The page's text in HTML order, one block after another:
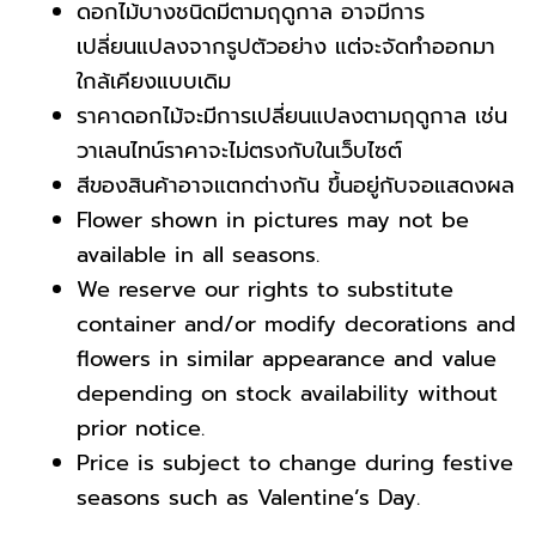
ดอกไม้บางชนิดมีตามฤดูกาล อาจมีการ
เปลี่ยนแปลงจากรูปตัวอย่าง แต่จะจัดทำออกมา
ใกล้เคียงแบบเดิม
ราคาดอกไม้จะมีการเปลี่ยนแปลงตามฤดูกาล เช่น
วาเลนไทน์ราคาจะไม่ตรงกับในเว็บไซต์
สีของสินค้าอาจแตกต่างกัน ขึ้นอยู่กับจอแสดงผล
Flower shown in pictures may not be
available in all seasons.
We reserve our rights to substitute
container and/or modify decorations and
flowers in similar appearance and value
depending on stock availability without
prior notice.
Price is subject to change during festive
seasons such as Valentine’s Day.